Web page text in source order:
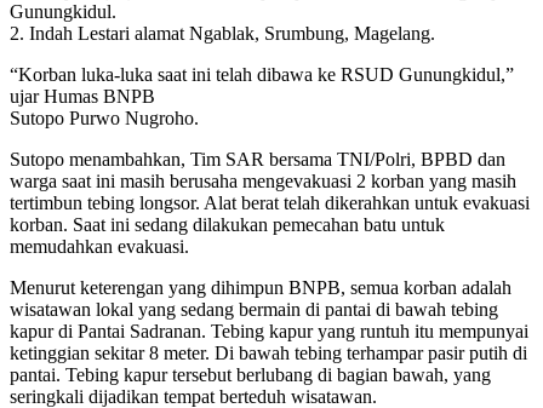
Gunungkidul.
2. Indah Lestari alamat Ngablak, Srumbung, Magelang.
“Korban luka-luka saat ini telah dibawa ke RSUD Gunungkidul,”
ujar Humas BNPB
Sutopo Purwo Nugroho.
Sutopo menambahkan, Tim SAR bersama TNI/Polri, BPBD dan
warga saat ini masih berusaha mengevakuasi 2 korban yang masih
tertimbun tebing longsor. Alat berat telah dikerahkan untuk evakuasi
korban. Saat ini sedang dilakukan pemecahan batu untuk
memudahkan evakuasi.
Menurut keterengan yang dihimpun BNPB, semua korban adalah
wisatawan lokal yang sedang bermain di pantai di bawah tebing
kapur di Pantai Sadranan. Tebing kapur yang runtuh itu mempunyai
ketinggian sekitar 8 meter. Di bawah tebing terhampar pasir putih di
pantai. Tebing kapur tersebut berlubang di bagian bawah, yang
seringkali dijadikan tempat berteduh wisatawan.